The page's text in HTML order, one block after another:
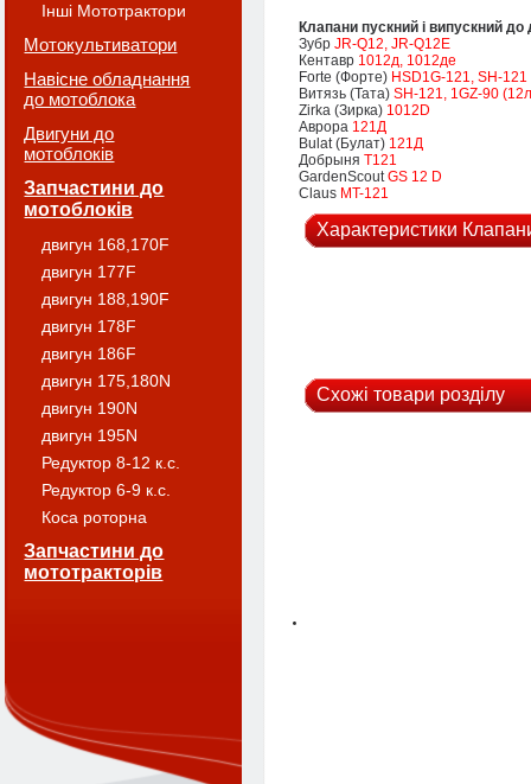
Інші Мототрактори
Мотокультиватори
Навісне обладнання
до мотоблока
Двигуни до
мотоблоків
Запчастини до
мотоблоків
двигун 168,170F
двигун 177F
двигун 188,190F
двигун 178F
двигун 186F
двигун 175,180N
двигун 190N
двигун 195N
Редуктор 8-12 к.с.
Редуктор 6-9 к.с.
Коса роторна
Запчастини до
мототракторів
Клапани пускний і випускний
Зубр JR-Q12, JR-Q12E
Кентавр 1012д, 1012де
Forte (Форте) HSD1G-121, SH-121
Витязь (Тата) SH-121, 1GZ-90
Zirka (Зирка) 1012D
Аврора 121Д
Bulat (Булат) 121Д
Добрыня T121
GardenScoutGS 12 D
Claus MT-121
Характеристики
Схожі товари розділу